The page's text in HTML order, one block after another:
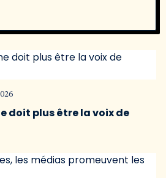
doit plus être la voix de